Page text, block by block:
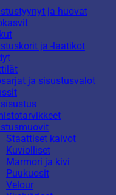
ja huovat
ja -laatikot
ja sisustusvalot
Staattiset kalvot
Kuviolliset
Marmori ja kivi
Puukuosit
Velour